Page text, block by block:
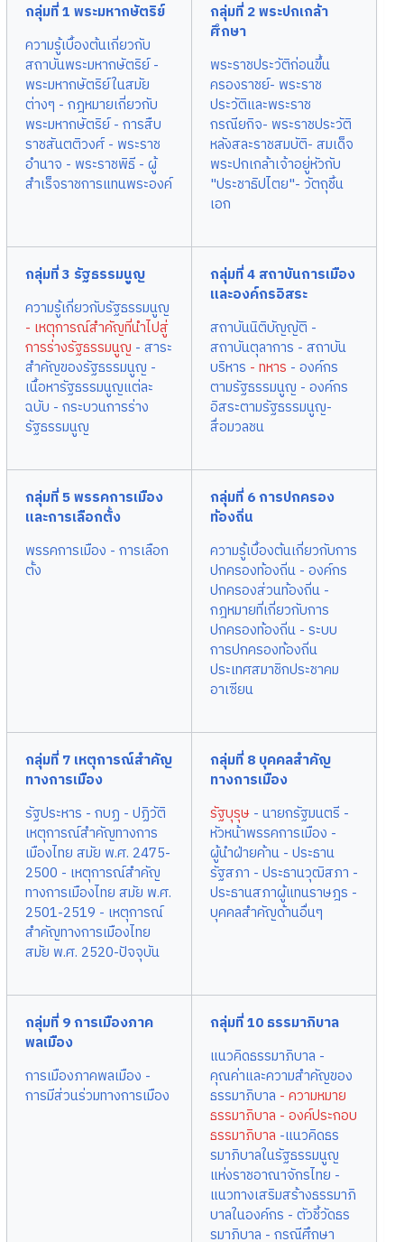
กลุ่มที่ 1 พระมหากษัตริย์
ความรู้เบื้องต้นเกี่ยวกับ
สถาบันพระมหากษัตริย์ -
พระมหากษัตริย์ในสมัย
ต่างๆ - กฎหมายเกี่ยวกับ
พระมหากษัตริย์ - การสืบ
ราชสันตติวงศ์ - พระราช
อำนาจ - พระราชพิธี - ผู้
สำเร็จราชการแทนพระองค์
กลุ่มที่ 2 พระปกเกล้า
ศึกษา
พระราชประวัติก่อนขึ้น
ครองราชย์- พระราช
ประวัติและพระราช
กรณียกิจ- พระราชประวัติ
หลังสละราชสมบัติ- สมเด็จ
พระปกเกล้าเจ้าอยู่หัวกับ
"ประชาธิปไตย"- วัตถุชิ้น
เอก
กลุ่มที่ 3 รัฐธรรมนูญ
ความรู้เกี่ยวกับรัฐธรรมนูญ
- เหตุการณ์สำคัญที่นำไปสู่
การร่างรัฐธรรมนูญ - สาระ
สำคัญของรัฐธรรมนูญ -
เนื้อหารัฐธรรมนูญแต่ละ
ฉบับ - กระบวนการร่าง
รัฐธรรมนูญ
กลุ่มที่ 4 สถาบันการเมือง
และองค์กรอิสระ
สถาบันนิติบัญญัติ -
สถาบันตุลาการ - สถาบัน
บริหาร - ทหาร - องค์กร
ตามรัฐธรรมนูญ - องค์กร
อิสระตามรัฐธรรมนูญ-
สื่อมวลชน
กลุ่มที่ 5 พรรคการเมือง
และการเลือกตั้ง
พรรคการเมือง - การเลือก
ตั้ง
กลุ่มที่ 6 การปกครอง
ท้องถิ่น
ความรู้เบื้องต้นเกี่ยวกับการ
ปกครองท้องถิ่น - องค์กร
ปกครองส่วนท้องถิ่น -
กฎหมายที่เกี่ยวกับการ
ปกครองท้องถิ่น - ระบบ
การปกครองท้องถิ่น
ประเทศสมาชิกประชาคม
อาเซียน
กลุ่มที่ 7 เหตุการณ์สำคัญ
ทางการเมือง
รัฐประหาร - กบฏ - ปฏิวัติ
เหตุการณ์สำคัญทางการ
เมืองไทย สมัย พ.ศ. 2475-
2500 - เหตุการณ์สำคัญ
ทางการเมืองไทย สมัย พ.ศ.
2501-2519 - เหตุการณ์
สำคัญทางการเมืองไทย
สมัย พ.ศ. 2520-ปัจจุบัน
กลุ่มที่ 8 บุคคลสำคัญ
ทางการเมือง
รัฐบุรุษ - นายกรัฐมนตรี -
หัวหน้าพรรคการเมือง -
ผู้นำฝ่ายค้าน - ประธาน
รัฐสภา - ประธานวุฒิสภา -
ประธานสภาผู้แทนราษฎร -
บุคคลสำคัญด้านอื่นๆ
กลุ่มที่ 9 การเมืองภาค
พลเมือง
การเมืองภาคพลเมือง -
การมีส่วนร่วมทางการเมือง
กลุ่มที่ 10 ธรรมาภิบาล
แนวคิดธรรมาภิบาล -
คุณค่าและความสำคัญของ
ธรรมาภิบาล - ความหมาย
ธรรมาภิบาล - องค์ประกอบ
ธรรมาภิบาล -แนวคิดธร
รมาภิบาลในรัฐธรรมนูญ
แห่งราชอาณาจักรไทย -
แนวทางเสริมสร้างธรรมาภิ
บาลในองค์กร - ตัวชี้วัดธร
รมาภิบาล - กรณีศึกษา